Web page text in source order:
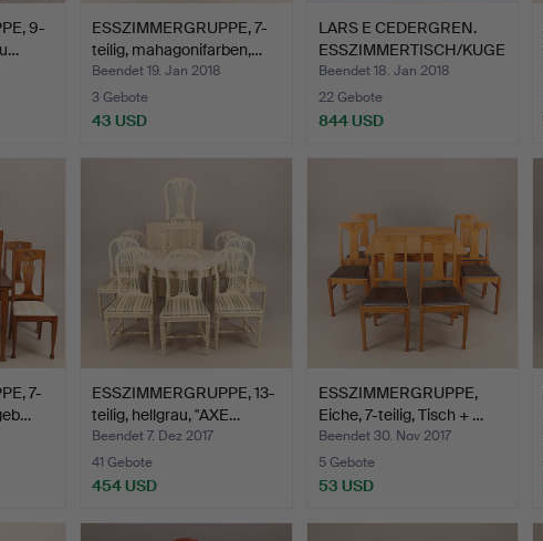
9-
ESSZIMMERGRUPPE, 7-
teilig, mahagonifarben,…
Beendet 19. Jan 2018
3 Gebote
43 USD
LARS E CEDERGREN.
ESSZIMMERTISCH/KUGE
LTISC…
Beendet 18. Jan 2018
22 Gebote
844 USD
7-
ESSZIMMERGRUPPE, 13-
teilig, hellgrau, "AXE…
Beendet 7. Dez 2017
41 Gebote
454 USD
ESSZIMMERGRUPPE,
Eiche, 7-teilig, Tisch + …
Beendet 30. Nov 2017
5 Gebote
53 USD